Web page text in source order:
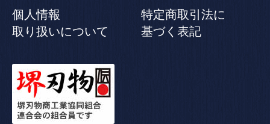
個人情報
取り扱いについて
特定商取引法に
基づく表記